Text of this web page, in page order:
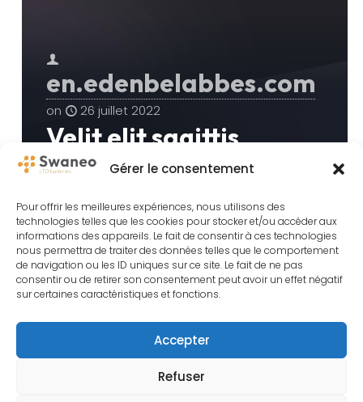
Gérer le consentement
Pour offrir les meilleures expériences, nous utilisons des
technologies telles que les cookies pour stocker et/ou accéder aux
informations des appareils. Le fait de consentir à ces technologies
nous permettra de traiter des données telles que le comportement
de navigation ou les ID uniques sur ce site. Le fait de ne pas
consentir ou de retirer son consentement peut avoir un effet négatif
sur certaines caractéristiques et fonctions.
Accepter
Refuser
en.edenbelabbes.com
on 26 juillet 2022
Velit elit sagittis
pretium proin
fermentum vehicula
See more